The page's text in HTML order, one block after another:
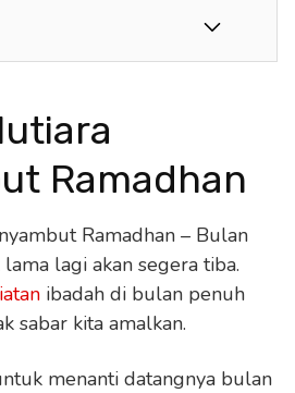
Ramadhan
Ramadhan – Bulan
lagi akan segera tiba.
ibadah di bulan penuh
sabar kita amalkan.
menanti datangnya bulan